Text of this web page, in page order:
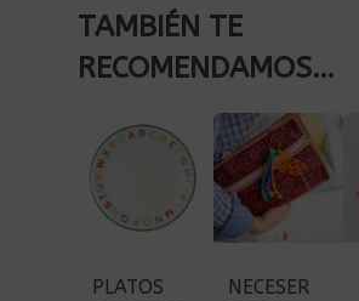
TAMBIÉN TE
RECOMENDAMOS…
PLATOS
NECESER